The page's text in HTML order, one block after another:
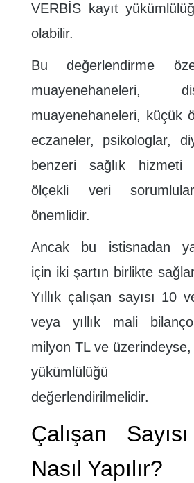
VERBİS kayıt
olabilir.
Bu değerlendirme
muayenehaneleri,
muayenehaneleri, küçük
eczaneler, psikologlar,
benzeri sağlık hizmeti
ölçekli veri
önemlidir.
Ancak bu istisnadan
için iki şartın birlikte
Yıllık çalışan sayısı 10
veya yıllık mali
milyon TL ve
yükümlülüğü
değerlendirilmelidir.
Çalışan
Nasıl Yapılır?